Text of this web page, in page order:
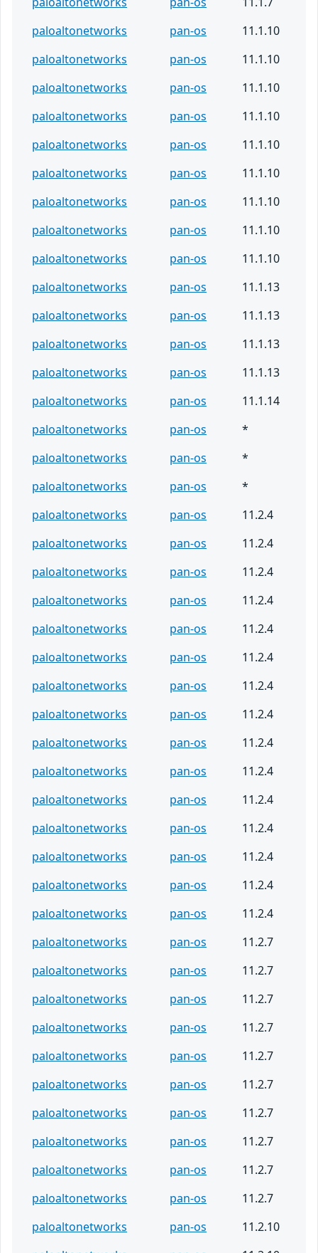
paloaltonetworks
pan-os
11.1.10
paloaltonetworks
pan-os
11.1.10
paloaltonetworks
pan-os
11.1.10
paloaltonetworks
pan-os
11.1.10
paloaltonetworks
pan-os
11.1.10
paloaltonetworks
pan-os
11.1.10
paloaltonetworks
pan-os
11.1.10
paloaltonetworks
pan-os
11.1.10
paloaltonetworks
pan-os
11.1.10
paloaltonetworks
pan-os
11.1.13
paloaltonetworks
pan-os
11.1.13
paloaltonetworks
pan-os
11.1.13
paloaltonetworks
pan-os
11.1.13
paloaltonetworks
pan-os
11.1.14
paloaltonetworks
pan-os
*
paloaltonetworks
pan-os
*
paloaltonetworks
pan-os
*
paloaltonetworks
pan-os
11.2.4
paloaltonetworks
pan-os
11.2.4
paloaltonetworks
pan-os
11.2.4
paloaltonetworks
pan-os
11.2.4
paloaltonetworks
pan-os
11.2.4
paloaltonetworks
pan-os
11.2.4
paloaltonetworks
pan-os
11.2.4
paloaltonetworks
pan-os
11.2.4
paloaltonetworks
pan-os
11.2.4
paloaltonetworks
pan-os
11.2.4
paloaltonetworks
pan-os
11.2.4
paloaltonetworks
pan-os
11.2.4
paloaltonetworks
pan-os
11.2.4
paloaltonetworks
pan-os
11.2.4
paloaltonetworks
pan-os
11.2.4
paloaltonetworks
pan-os
11.2.7
paloaltonetworks
pan-os
11.2.7
paloaltonetworks
pan-os
11.2.7
paloaltonetworks
pan-os
11.2.7
paloaltonetworks
pan-os
11.2.7
paloaltonetworks
pan-os
11.2.7
paloaltonetworks
pan-os
11.2.7
paloaltonetworks
pan-os
11.2.7
paloaltonetworks
pan-os
11.2.7
paloaltonetworks
pan-os
11.2.7
paloaltonetworks
pan-os
11.2.10